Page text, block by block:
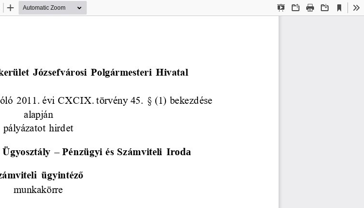
Presentation
OpenPrint Download
Current
View
Zoom
Zoom
Józsefvárosi Polgármesteri  Hivatal
2011. évi CXCIX. törvény 45.
§ (1) bekezdése
alapján
pályázatot hirdet
Ügyosztály – Pénzügyi és Számviteli Iroda
i ügyintéző
munkakörre